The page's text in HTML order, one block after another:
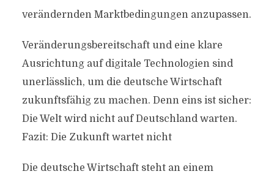
verändernden Marktbedingungen anzupassen.
Veränderungsbereitschaft und eine klare
Ausrichtung auf digitale Technologien sind
unerlässlich, um die deutsche Wirtschaft
zukunftsfähig zu machen. Denn eins ist sicher:
Die Welt wird nicht auf Deutschland warten.
Fazit: Die Zukunft wartet nicht
Die deutsche Wirtschaft steht an einem